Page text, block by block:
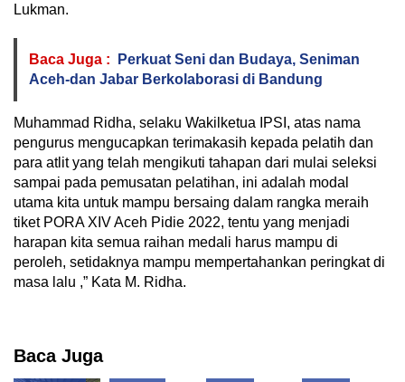
Lukman.
Baca Juga :
Perkuat Seni dan Budaya, Seniman
Aceh-dan Jabar Berkolaborasi di Bandung
Muhammad Ridha, selaku Wakilketua IPSI, atas nama
pengurus mengucapkan terimakasih kepada pelatih dan
para atlit yang telah mengikuti tahapan dari mulai seleksi
sampai pada pemusatan pelatihan, ini adalah modal
utama kita untuk mampu bersaing dalam rangka meraih
tiket PORA XIV Aceh Pidie 2022, tentu yang menjadi
harapan kita semua raihan medali harus mampu di
peroleh, setidaknya mampu mempertahankan peringkat di
masa lalu ,” Kata M. Ridha.
Baca Juga